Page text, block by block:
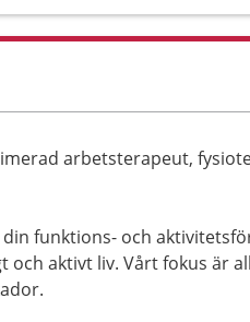
arbetsterapeut,
funktions- och
och aktivt liv. Vårt fokus är